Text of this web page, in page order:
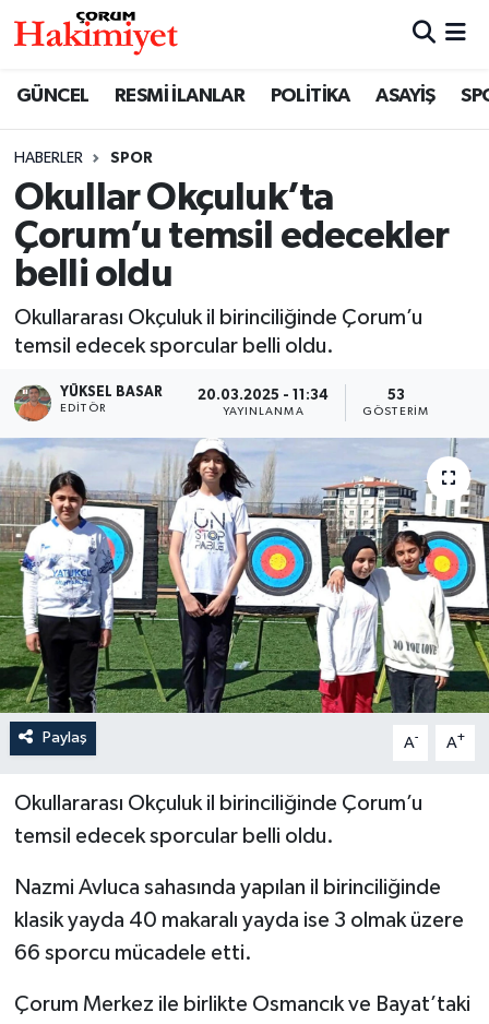
GÜNCEL RESMİ İLANLAR POLİTİKA ASAYİŞ
HABERLER SPOR
Okullar Okçuluk’ta
Çorum’u temsil edecekler
belli oldu
Okullararası Okçuluk il birinciliğinde Çorum’u
temsil edecek sporcular belli oldu.
YÜKSEL BASAR
EDITÖR
20.03.2025 - 11:34
YAYINLANMA
53
GÖSTERIM
Paylaş A- A+
Okullararası Okçuluk il birinciliğinde Çorum’u
temsil edecek sporcular belli oldu.
Nazmi Avluca sahasında yapılan il birinciliğinde
klasik yayda 40 makaralı yayda ise 3 olmak üzere
66 sporcu mücadele etti.
Çorum Merkez ile birlikte Osmancık ve Bayat’taki
SAĞLIK
ASAYİŞ
EKONOMİ
AKTÜEL
EĞİTİM
İLÇELER
OTOPARK
TEKNOLOJİ
Nöbetçi Eczaneler
Çorum Namaz Vakitleri
Trafik Durumu
Süper Lig Puan Durumu ve Fikstür
Tüm Manşetler
Son Dakika Haberleri
Haber Arşivi